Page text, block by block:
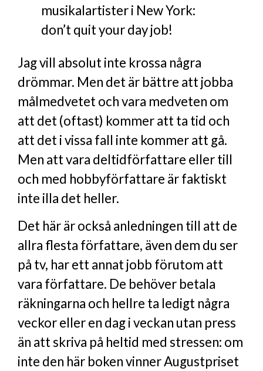
musikalartister i New York:
don’t quit your day job!
Jag vill absolut inte krossa några
drömmar. Men det är bättre att jobba
målmedvetet och vara medveten om
att det (oftast) kommer att ta tid och
att det i vissa fall inte kommer att gå.
Men att vara deltidförfattare eller till
och med hobbyförfattare är faktiskt
inte illa det heller.
Det här är också anledningen till att de
allra flesta författare, även dem du ser
på tv, har ett annat jobb förutom att
vara författare. De behöver betala
räkningarna och hellre ta ledigt några
veckor eller en dag i veckan utan press
än att skriva på heltid med stressen: om
inte den här boken vinner Augustpriset